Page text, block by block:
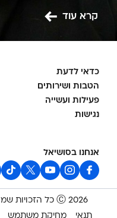
קרא עוד
כדאי לדעת
הטבות ושירותים
פעילות ועשייה
נגישות
אנחנו בסושיאל
2026 Ⓒ כל הזכויות שמורות להסתדרות הכללית החדשה
תנאי
מחיקת משתמש